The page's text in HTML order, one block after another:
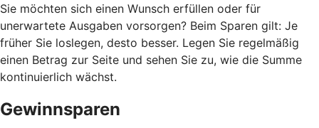
Sie möchten sich einen Wunsch erfüllen oder für
unerwartete Ausgaben vorsorgen? Beim Sparen gilt: Je
früher Sie loslegen, desto besser. Legen Sie regelmäßig
einen Betrag zur Seite und sehen Sie zu, wie die Summe
kontinuierlich wächst.
Gewinnsparen